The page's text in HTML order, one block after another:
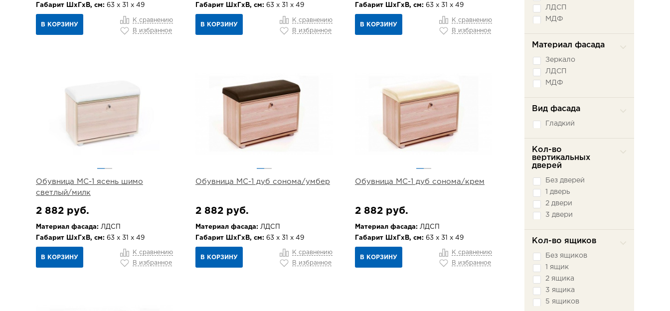
Габарит ШхГхВ, см: 63 х 31 х 49
В КОРЗИНУ
К сравнению
В избранное
Габарит ШхГхВ, см: 63 х 31 х 49
В КОРЗИНУ
К сравнению
В избранное
Габарит ШхГхВ, см: 63 х 31 х 49
В КОРЗИНУ
К сравнению
В избранное
Обувница МС-1 ясень шимо
светлый/милк
2 882 руб.
Материал фасада: ЛДСП
Габарит ШхГхВ, см: 63 х 31 х 49
В КОРЗИНУ
К сравнению
В избранное
Обувница МС-1 дуб сонома/умбер
2 882 руб.
Материал фасада: ЛДСП
Габарит ШхГхВ, см: 63 х 31 х 49
В КОРЗИНУ
К сравнению
В избранное
Обувница МС-1 дуб сонома/крем
2 882 руб.
Материал фасада: ЛДСП
Габарит ШхГхВ, см: 63 х 31 х 49
В КОРЗИНУ
К сравнению
В избранное
Слоновая кость
Шоколад
ЛДСП
МДФ
Материал фасада
Зеркало
ЛДСП
МДФ
Вид фасада
Гладкий
Кол-во
вертикальных
дверей
Без дверей
1 дверь
2 двери
3 двери
Кол-во ящиков
Без ящиков
1 ящик
2 ящика
3 ящика
5 ящиков